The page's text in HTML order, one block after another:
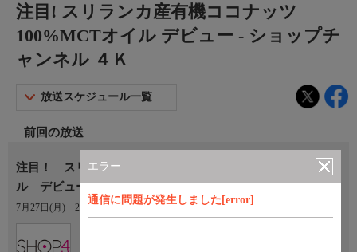
エラー
通信に問題が発生しました[error]
注目! スリランカ産有機ココナッツ
100%MCTオイル デビュー - ショップチ
ャンネル ４Ｋ
放送スケジュール一覧
前回の放送
注目！ スリランカ産有機ココナッツ１００％ＭＣＴオイ
ル デビュー
7月27日(月) 21:29〜22:00